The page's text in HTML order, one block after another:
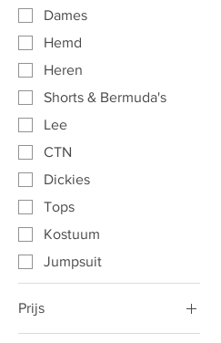
Dames
Hemd
Heren
Shorts & Bermuda's
Lee
CTN
Dickies
Tops
Kostuum
Jumpsuit
Prijs